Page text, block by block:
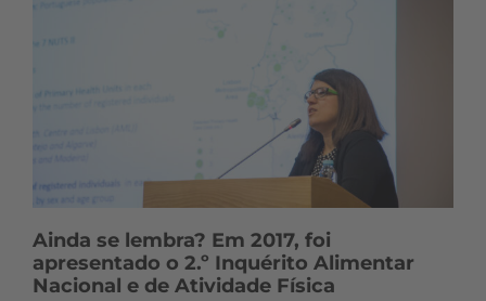
Ainda se lembra? Em 2017, foi
apresentado o 2.º Inquérito Alimentar
Nacional e de Atividade Física